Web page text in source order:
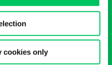
cookies only
sui nostri
ora